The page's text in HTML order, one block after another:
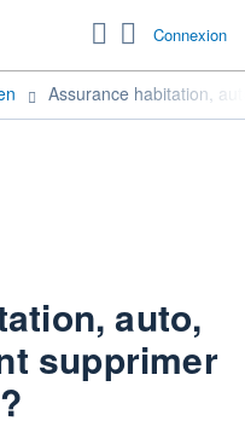
Connexion
Assurance habitation,
auto,
supprimer